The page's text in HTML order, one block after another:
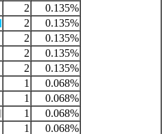
2
0.135%
2
0.135%
2
0.135%
2
0.135%
2
0.135%
1
0.068%
1
0.068%
1
0.068%
1 0.068%